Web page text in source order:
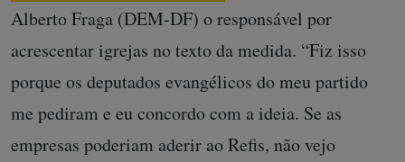
Alberto Fraga (DEM-DF) o responsável por
acrescentar igrejas no texto da medida. “Fiz isso
porque os deputados evangélicos do meu partido
me pediram e eu concordo com a ideia. Se as
empresas poderiam aderir ao Refis, não vejo